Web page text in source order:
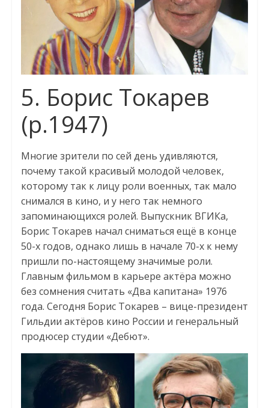
5. Борис Токарев
(р.1947)
Многие зрители по сей день удивляются,
почему такой красивый молодой человек,
которому так к лицу роли военных, так мало
снимался в кино, и у него так немного
запоминающихся ролей. Выпускник ВГИКа,
Борис Токарев начал сниматься ещё в конце
50-х годов, однако лишь в начале 70-х к нему
пришли по-настоящему значимые роли.
Главным фильмом в карьере актёра можно
без сомнения считать «Два капитана» 1976
года. Сегодня Борис Токарев – вице-президент
Гильдии актёров кино России и генеральный
продюсер студии «Дебют».